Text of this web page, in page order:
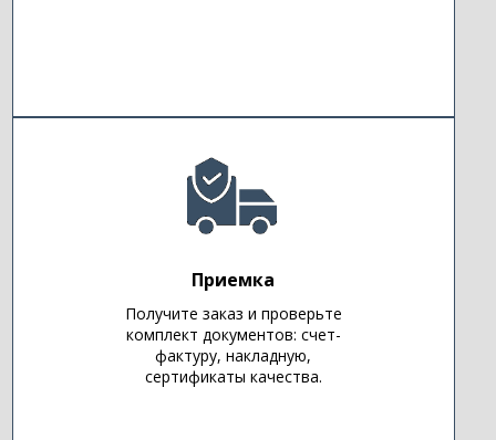
Приемка
Получите заказ и проверьте
комплект документов: счет-
фактуру, накладную,
сертификаты качества.